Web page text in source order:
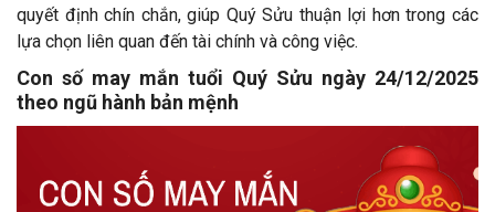
quyết định chín chắn, giúp Quý Sửu thuận lợi hơn trong các
lựa chọn liên quan đến tài chính và công việc.
Con số may mắn tuổi Quý Sửu ngày 24/12/2025
theo ngũ hành bản mệnh